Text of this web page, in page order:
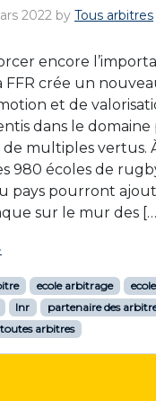
2022 by Tous arbitres
encore
FFR crée un
et de
dans le domaine
multiples vertus.
980 écoles de
pays pourront
sur le mur des
ecole arbitrage
lnr partenaire des
toutes arbitres